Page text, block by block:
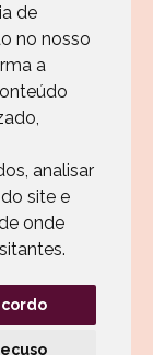
de
no nosso
a
analisar
site e
onde
20h